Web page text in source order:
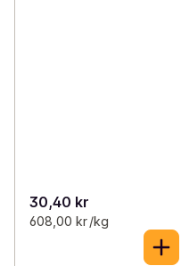
30,40 kr
608,00 kr /kg